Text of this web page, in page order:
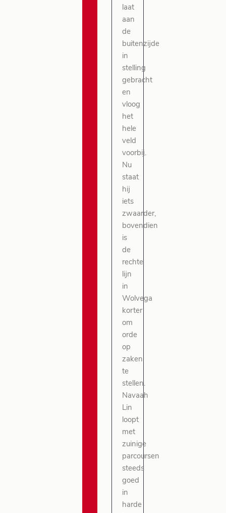
laat
aan
de
buitenzijde
in
stelling
gebracht
en
vloog
het
hele
veld
voorbij.
Nu
staat
hij
iets
zwaarder,
bovendien
is
de
rechte
lijn
in
Wolvega
korter
om
orde
op
zaken
te
stellen.
Navaah
Lin
loopt
met
zuinige
parcoursen
steeds
goed
in
harde